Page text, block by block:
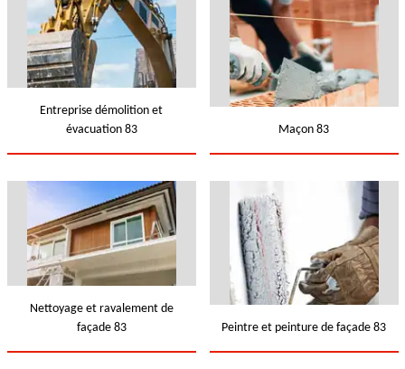
Entreprise démolition et
évacuation 83
Maçon 83
Nettoyage et ravalement de
façade 83
Peintre et peinture de façade 83